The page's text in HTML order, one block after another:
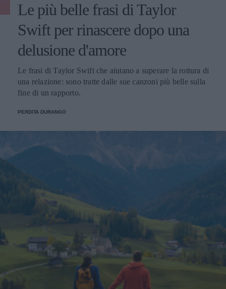
Le più belle frasi di Taylor
Swift per rinascere dopo una
delusione d'amore
Le frasi di Taylor Swift che aiutano a superare la rottura di
una relazione: sono tratte dalle sue canzoni più belle sulla
fine di un rapporto.
PERDITA DURANGO